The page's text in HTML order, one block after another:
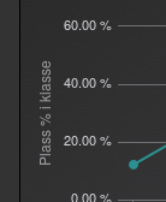
Plass % i klasse
0.00 %
20.00 %
40.00 %
60.00 %